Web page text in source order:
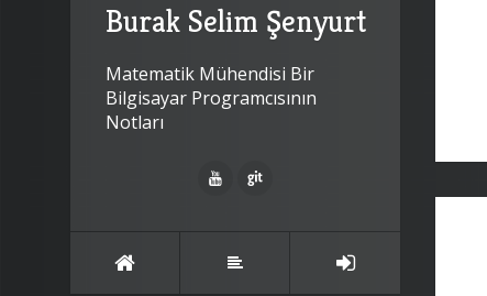
Burak Selim Şenyurt
Matematik Mühendisi Bir
Bilgisayar Programcısının
Notları